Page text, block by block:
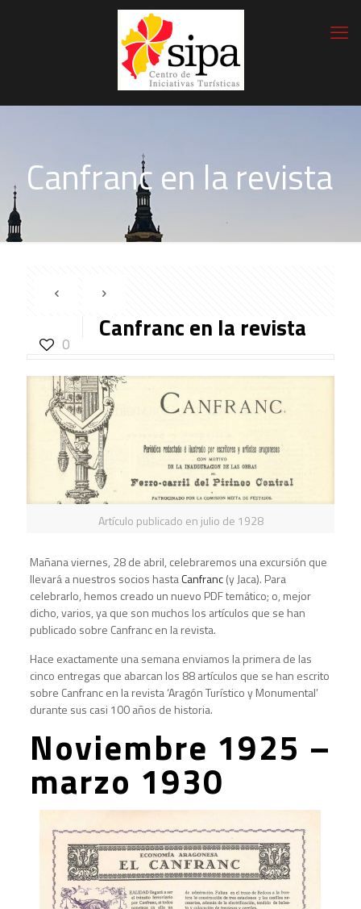
Canfranc en la revista
0
Canfranc en la revista
Artículo publicado en julio de 1928
Mañana viernes, 28 de abril, celebraremos una excursión que
llevará a nuestros socios hastaCanfranc(y Jaca). Para
celebrarlo, hemos creado un nuevo PDF temático; o, mejor
dicho, varios, ya que son muchos los artículos que se han
publicado sobre Canfranc en la revista.
Hace exactamente una semana enviamos la primera de las
cinco entregas que abarcan los 88 artículos que se han escrito
sobre Canfranc en la revista ‘Aragón Turístico y Monumental’
durante sus casi 100 años de historia.
Noviembre 1925 –
marzo 1930